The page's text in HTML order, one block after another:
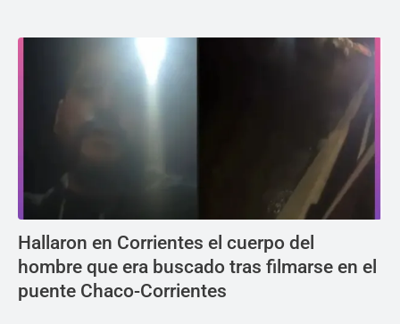
Hallaron en Corrientes el cuerpo del
hombre que era buscado tras filmarse en el
puente Chaco-Corrientes